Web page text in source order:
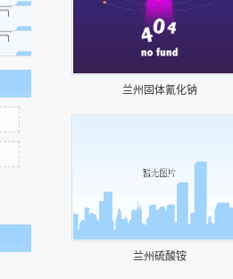
兰州固体氰化钠
兰州硫酸铵